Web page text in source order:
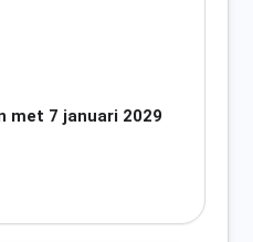
met 7 januari 2029